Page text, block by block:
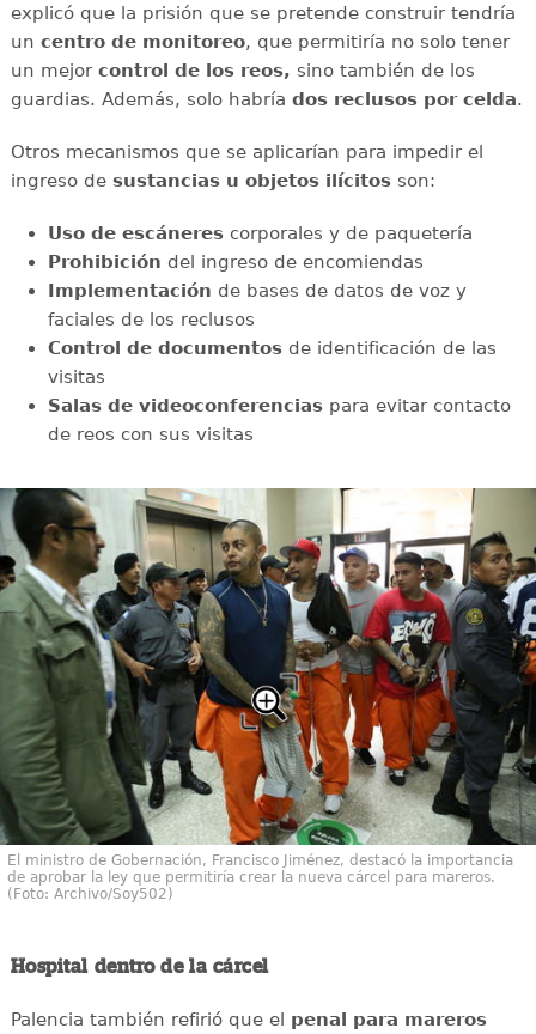
explicó que la prisión que se pretende construir tendría
un centro de monitoreo, que permitiría no solo tener
un mejor control de los reos, sino también de los
guardias. Además, solo habría dos reclusos por celda.
Otros mecanismos que se aplicarían para impedir el
ingreso de sustancias u objetos ilícitos son:
Uso de escáneres corporales y de paquetería
Prohibición del ingreso de encomiendas
Implementación de bases de datos de voz y
faciales de los reclusos
Control de documentos de identificación de las
visitas
Salas de videoconferencias para evitar contacto
de reos con sus visitas
El ministro de Gobernación, Francisco Jiménez, destacó la importancia
de aprobar la ley que permitiría crear la nueva cárcel para mareros.
(Foto: Archivo/Soy502)
Hospital dentro de la cárcel
Palencia también refirió que el penal para mareros